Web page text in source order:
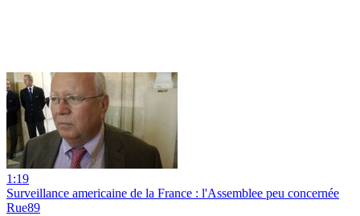
1:19
Surveillance americaine de la France : l'Assemblee peu concernée
Rue89